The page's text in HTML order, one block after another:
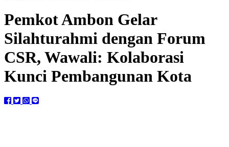
Pemkot Ambon Gelar
Silahturahmi dengan Forum
CSR, Wawali: Kolaborasi
Kunci Pembangunan Kota